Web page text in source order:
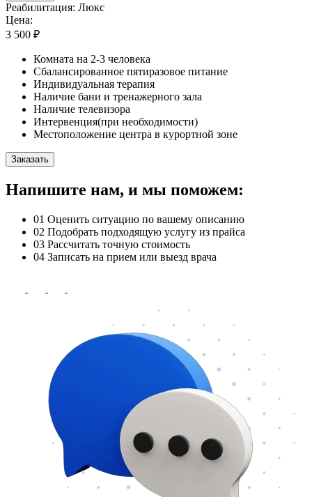
Реабилитация: Люкс
Цена:
3 500 ₽
Комната на 2-3 человека
Сбалансированное пятиразовое питание
Индивидуальная терапия
Наличие бани и тренажерного зала
Наличие телевизора
Интервенция(при необходимости)
Местоположение центра в курортной зоне
Заказать
Напишите нам, и мы поможем:
01 Оценить ситуацию по вашему описанию
02 Подобрать подходящую услугу из прайса
03 Рассчитать точную стоимость
04 Записать на прием или выезд врача